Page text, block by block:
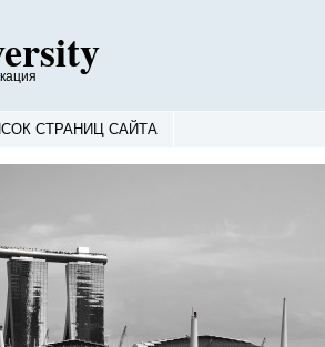
СТРАНИЦ САЙТА